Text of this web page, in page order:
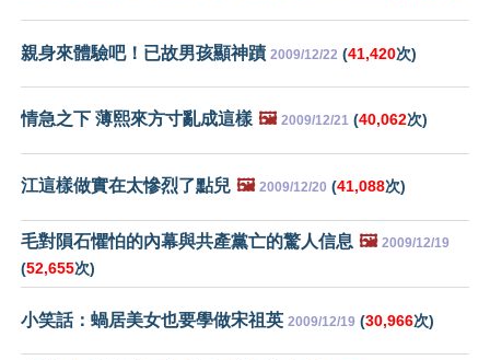
親身來體驗吧！已故男孩顯神蹟 2009/12/22 (41,420次)
情急之下 薄熙來方寸亂成這樣 🖼️ 2009/12/21 (40,062次)
江這樣做實在太慘烈了點兒 🖼️ 2009/12/20 (41,088次)
毛對隕石懼怕的內幕與共產黨亡的驚人信息 🖼️ 2009/12/19
(52,655次)
小笑話：蝸居美女也要學做宋祖英 2009/12/19 (30,966次)